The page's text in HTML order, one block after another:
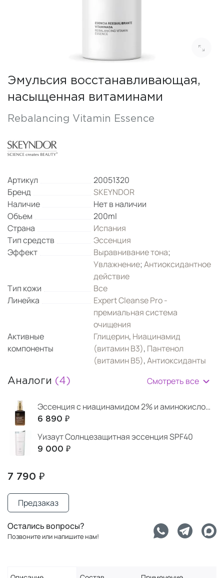
Эмульсия восстанавливающая,
насыщенная витаминами
Rebalancing Vitamin Essence
Артикул
20051320
Бренд
SKEYNDOR
Наличие
Нет в наличии
Объем
200ml
Страна
Испания
Тип средств
Эссенция
Эффект
Выравнивание тона;
Увлажнение;Антиоксидантное
действие
Тип кожи
Все
Линейка
Expert Cleanse Pro -
премиальная система
очищения
Активные
компоненты
Глицерин, Ниацинамид
(витамин B3), Пантенол
(витамин B5),Антиоксиданты
Аналоги (4) Смотреть все
Эссенция с ниацинамидом 2% и аминокислотами для упругой кожи
6 890 ₽
Уизаут Солнцезащитная эссенция SPF40
9 000 ₽
7 790 ₽
Предзаказ
Остались вопросы?
Позвоните или напишите нам!